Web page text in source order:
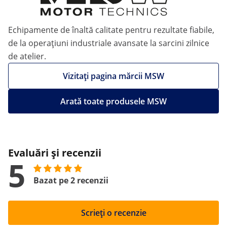
Echipamente de înaltă calitate pentru rezultate fiabile,
de la operațiuni industriale avansate la sarcini zilnice
de atelier.
Vizitați pagina mărcii MSW
Arată toate produsele MSW
Evaluări și recenzii
5 Bazat pe 2 recenzii
Scrieți o recenzie